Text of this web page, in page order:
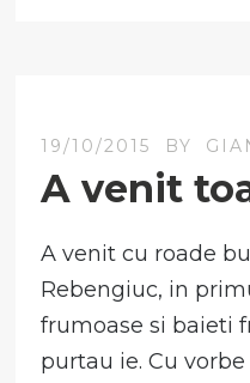
19/10/2015 BY
A venit
A venit cu roade
Rebengiuc, in
frumoase si baieti
purtau ie. Cu